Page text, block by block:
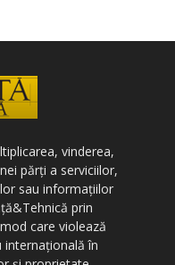
vinderea,
părți a serviciilor,
sau informațiilor
prin
care violează
internațională în